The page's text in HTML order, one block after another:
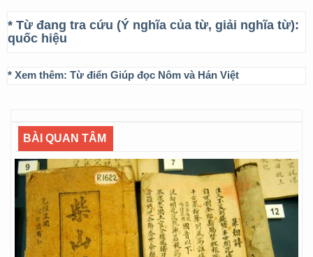
* Từ đang tra cứu (Ý nghĩa của từ, giải nghĩa từ):
quốc hiệu
* Xem thêm: Từ điển Giúp đọc Nôm và Hán Việt
BÀI QUAN TÂM